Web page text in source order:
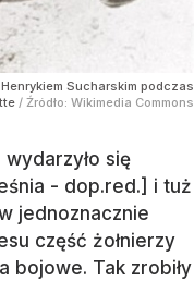
Sucharskim podczas
/ Źródło: Wikimedia Commons
się
- dop.red.] i tuż
jednoznacznie
część żołnierzy
bojowe. Tak zrobiły